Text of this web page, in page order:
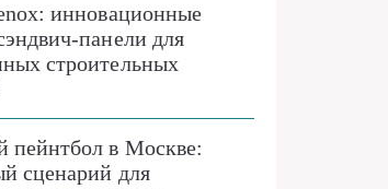
инновационные
панели для
строительных
пейнтбол в Москве:
сценарий для